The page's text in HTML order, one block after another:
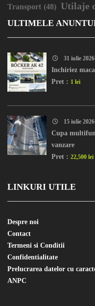
Transport (48) Utilaje
ULTIMELE
31 iulie 2026
Inchiriez
Pret : 1 lei
15 iulie 2026
Cupa
vanzare
Pret : 22,500 lei
LINKURI UTILE
Despre noi
Contact
Termeni si Conditii
Confidentialitate
Prelucrarea datelor cu
ANPC